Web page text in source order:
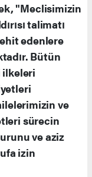
"Meclisimizin
talimatı
edenlere
Bütün
ilkeleri
ve
sürecin
ve aziz
izin